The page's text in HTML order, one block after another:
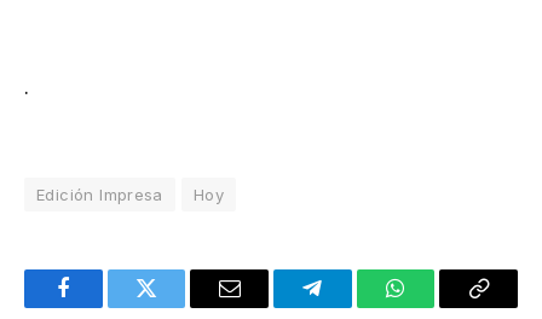
.
Edición Impresa Hoy
FacebookTwitter Email TelegramWhatsAppCopy